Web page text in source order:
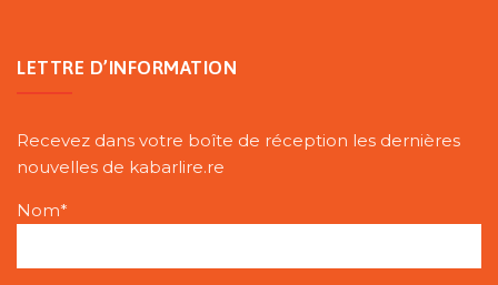
LETTRE D’INFORMATION
Recevez dans votre boîte de réception les dernières
nouvelles de kabarlire.re
Nom*